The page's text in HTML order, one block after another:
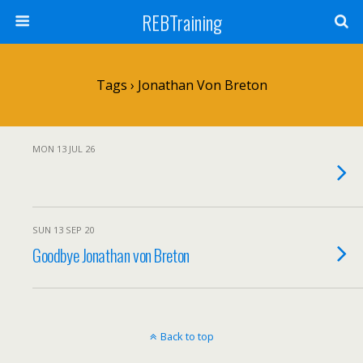
REBTraining
Tags › Jonathan Von Breton
MON 13 JUL 26
SUN 13 SEP 20
Goodbye Jonathan von Breton
Back to top